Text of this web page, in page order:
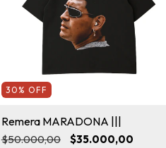
30 % OFF
Remera MARADONA |||
$50.000,00 $35.000,00